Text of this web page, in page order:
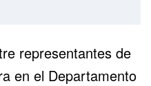
representantes de
en el Departamento